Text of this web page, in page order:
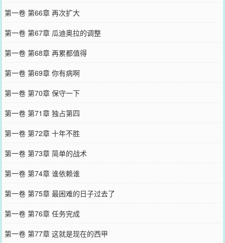
第一卷 第66章 再次扩大
第一卷 第67章 瓜迪奥拉的调整
第一卷 第68章 再累都值得
第一卷 第69章 你有病啊
第一卷 第70章 保守一下
第一卷 第71章 独占第四
第一卷 第72章 十年不胜
第一卷 第73章 简单的战术
第一卷 第74章 谁依赖谁
第一卷 第75章 最困难的日子过去了
第一卷 第76章 任务完成
第一卷 第77章 这就是现在的西甲